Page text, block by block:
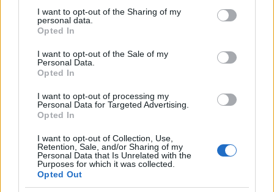
not limited to your visit or usage behaviour. You may click to
grant or deny consent to Google and its third-party tags to
use your data for below specified purposes in below Google
consent section.
I want to opt-out of the Sharing of my
personal data.
Opted In
I want to opt-out of the Sale of my
Personal Data.
Opted In
I want to opt-out of processing my
Personal Data for Targeted Advertising.
Opted In
I want to opt-out of Collection, Use,
Retention, Sale, and/or Sharing of my
Personal Data that Is Unrelated with the
Purposes for which it was collected.
Opted Out
con nosotros.
AUTOR